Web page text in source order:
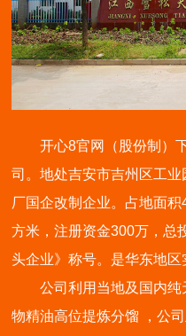
开心8官网（股份制）
司。地处吉安市吉州区工
厂国企改制企业。占地面
方米，注册资金300万，总
头企业》称号。是华东地区
公司利用当地及国内纯
物精油高位提炼分馏 ，公